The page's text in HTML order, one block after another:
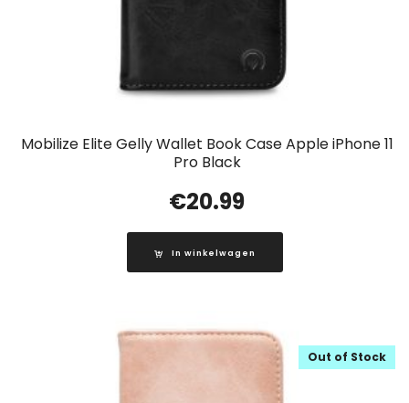
Mobilize Elite Gelly Wallet Book Case Apple iPhone 11
Pro Black
€20.99
In winkelwagen
Out of Stock